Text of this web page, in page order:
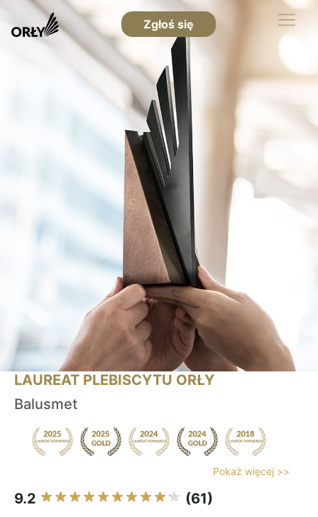
Zgłoś się
LAUREAT PLEBISCYTU ORŁY
Balusmet
Pokaż więcej >>
9.2 (61)